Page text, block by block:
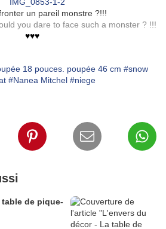
un pareil monstre ?!!!
you dare to face such a monster ? !!!
♥♥♥
18 pouces. poupée 46 cm #snow
#Nanea Mitchel #niege
de pique-